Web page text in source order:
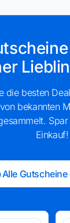
die besten
bekannten
Einkauf!
Alle